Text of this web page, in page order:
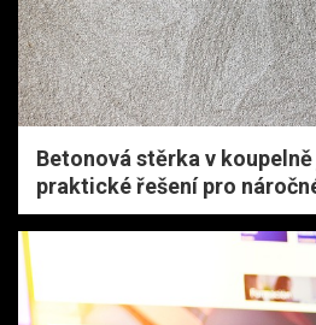
Betonová stěrka v
praktické řešení pro